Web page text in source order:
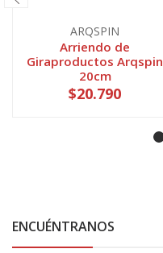
ARQSPIN
Arriendo de
Giraproductos Arqspin
20cm
$20.790
ENCUÉNTRANOS